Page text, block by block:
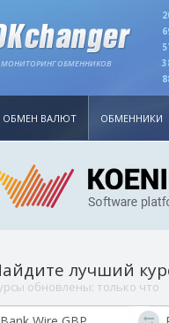
ОБМЕННИКОВ
ОБМЕН ВАЛЮТ ОБМЕННИКИ
лучший
обновлены: только что